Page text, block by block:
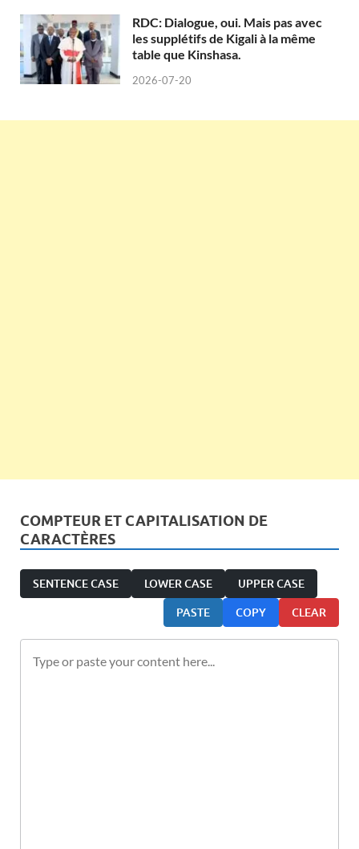
RDC: Dialogue, oui. Mais pas avec
les supplétifs de Kigali à la même
table que Kinshasa.
2026-07-20
COMPTEUR ET CAPITALISATION DE
CARACTÈRES
SENTENCE CASE LOWER CASE UPPER CASE
PASTE COPY CLEAR